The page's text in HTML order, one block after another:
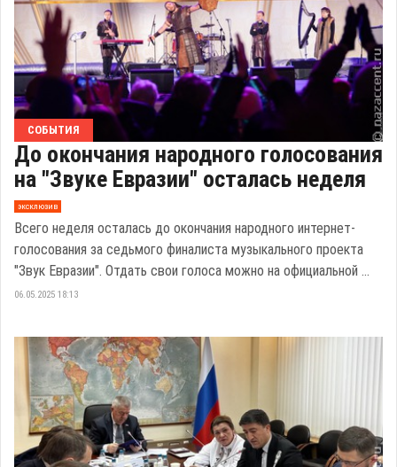
СОБЫТИЯ
До окончания народного голосования
на "Звуке Евразии" осталась неделя
эксклюзив
Всего неделя осталась до окончания народного интернет-
голосования за седьмого финалиста музыкального проекта
"Звук Евразии". Отдать свои голоса можно на официальной ...
06.05.2025 18:13